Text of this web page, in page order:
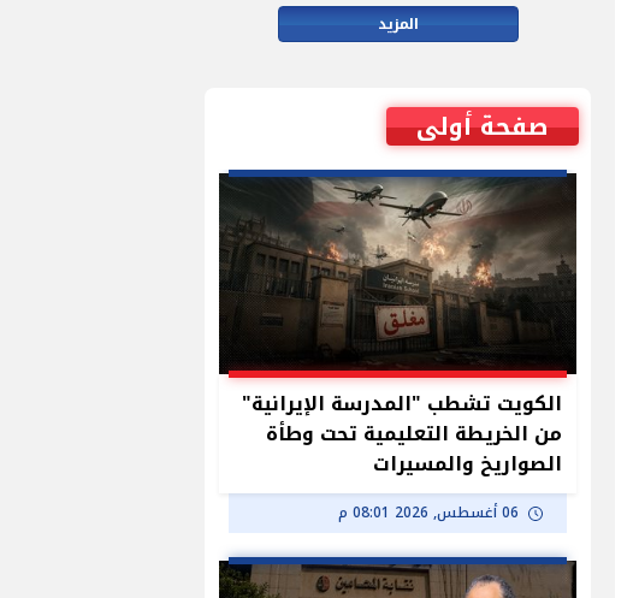
المزيد
صفحة أولى
الكويت تشطب "المدرسة الإيرانية"
من الخريطة التعليمية تحت وطأة
الصواريخ والمسيرات
06 أغسطس, 2026 08:01 م